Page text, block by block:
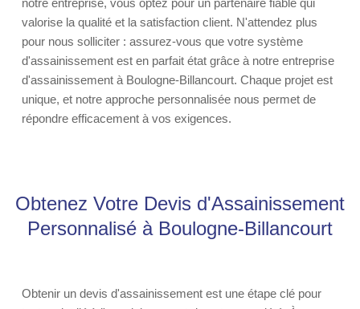
notre entreprise, vous optez pour un partenaire fiable qui
valorise la qualité et la satisfaction client. N'attendez plus
pour nous solliciter : assurez-vous que votre système
d'assainissement est en parfait état grâce à notre entreprise
d'assainissement à Boulogne-Billancourt. Chaque projet est
unique, et notre approche personnalisée nous permet de
répondre efficacement à vos exigences.
Obtenez Votre Devis d'Assainissement
Personnalisé à Boulogne-Billancourt
Obtenir un devis d'assainissement est une étape clé pour